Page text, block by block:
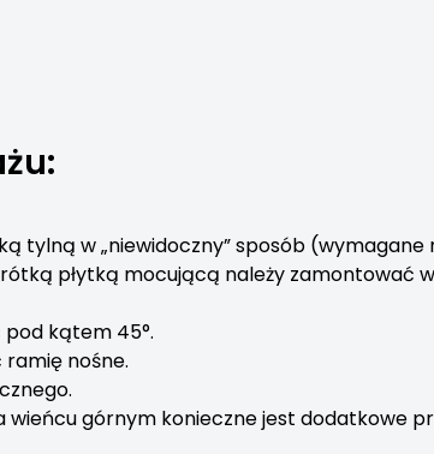
tylną w „niewidoczny” sposób (wymagane
płytką mocującą należy zamontować
kątem 45°.
ramię nośne.
wieńcu górnym konieczne jest dodatkowe